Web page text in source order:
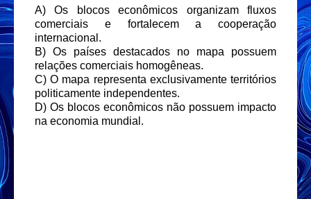
A) Os blocos econômicos organizam fluxos
comerciais e fortalecem a cooperação
internacional.
B) Os países destacados no mapa possuem
relações comerciais homogêneas.
C) O mapa representa exclusivamente territórios
politicamente independentes.
D) Os blocos econômicos não possuem impacto
na economia mundial.